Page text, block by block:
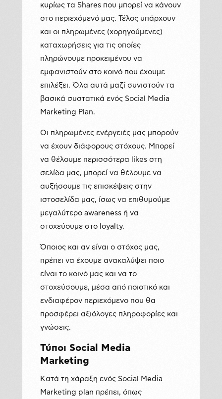
κυρίως τα Shares που μπορεί να κάνουν
στο περιεχόμενό μας. Τέλος υπάρχουν
και οι πληρωμένες (χορηγούμενες)
καταχωρήσεις για τις οποίες
πληρώνουμε προκειμένου να
εμφανιστούν στο κοινό που έχουμε
επιλέξει. Όλα αυτά μαζί συνιστούν τα
βασικά συστατικά ενός Social Media
Marketing Plan.
Οι πληρωμένες ενέργειές μας μπορούν
να έχουν διάφορους στόχους. Μπορεί
να θέλουμε περισσότερα likes στη
σελίδα μας, μπορεί να θέλουμε να
αυξήσουμε τις επισκέψεις στην
ιστοσελίδα μας, ίσως να επιθυμούμε
μεγαλύτερο awareness ή να
στοχεύουμε στο loyalty.
Όποιος και αν είναι ο στόχος μας,
πρέπει να έχουμε ανακαλύψει ποιο
είναι το κοινό μας και να το
στοχεύσουμε, μέσα από ποιοτικό και
ενδιαφέρον περιεχόμενο που θα
προσφέρει αξιόλογες πληροφορίες και
γνώσεις.
Τύποι Social
Media
Marketing
Κατά τη χάραξη ενός Social Media
Marketing plan πρέπει, όπως